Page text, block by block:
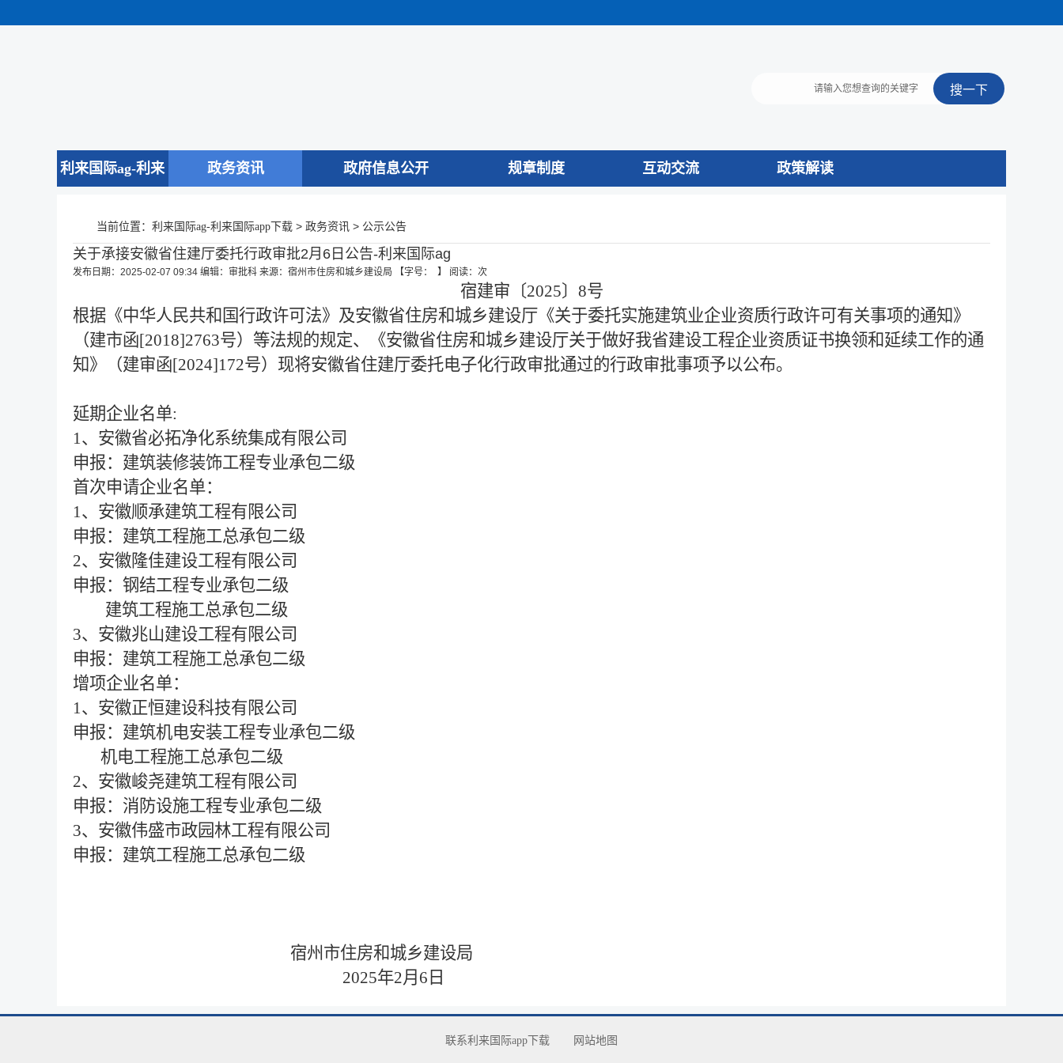
利来国际ag-利来 政务资讯 政府信息公开 规章制度 互动交流 政策解读
当前位置： 利来国际ag-利来国际app下载 > 政务资讯 > 公示公告
关于承接安徽省住建厅委托行政审批2月6日公告-利来国际ag
发布日期：2025-02-07 09:34 编辑：审批科 来源：宿州市住房和城乡建设局 【字号： 】 阅读： 次
宿建审〔2025〕8号
根据《中华人民共和国行政许可法》及安徽省住房和城乡建设厅《关于委托实施建筑业企业资质行政许可有关事项的通知》
（建市函[2018]2763号）等法规的规定、《安徽省住房和城乡建设厅关于做好我省建设工程企业资质证书换领和延续工作的通
知》（建审函[2024]172号）现将安徽省住建厅委托电子化行政审批通过的行政审批事项予以公布。
延期企业名单:
1、安徽省必拓净化系统集成有限公司
申报：建筑装修装饰工程专业承包二级
首次申请企业名单：
1、安徽顺承建筑工程有限公司
申报：建筑工程施工总承包二级
2、安徽隆佳建设工程有限公司
申报：钢结工程专业承包二级
建筑工程施工总承包二级
3、安徽兆山建设工程有限公司
申报：建筑工程施工总承包二级
增项企业名单：
1、安徽正恒建设科技有限公司
申报：建筑机电安装工程专业承包二级
机电工程施工总承包二级
2、安徽峻尧建筑工程有限公司
申报：消防设施工程专业承包二级
3、安徽伟盛市政园林工程有限公司
申报：建筑工程施工总承包二级
宿州市住房和城乡建设局
2025年2月6日
联系利来国际app下载 网站地图